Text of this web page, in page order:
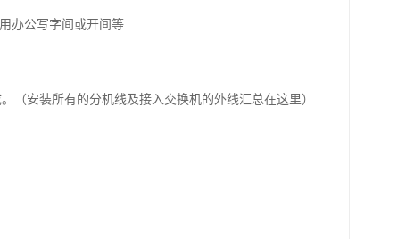
办公写字间或开间等
安装所有的分机线及接入交换机的外线汇总在这里）